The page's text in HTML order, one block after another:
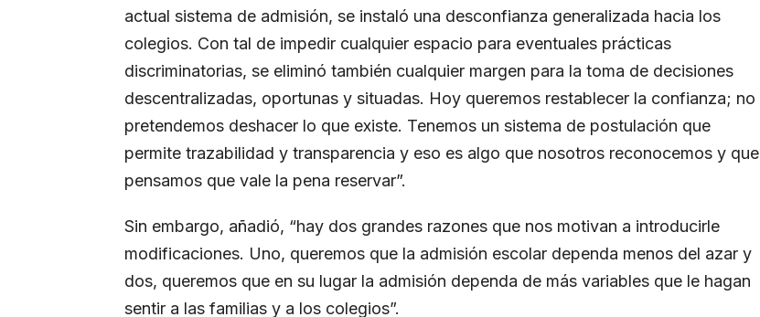
actual sistema de admisión, se instaló una desconfianza generalizada hacia los
colegios. Con tal de impedir cualquier espacio para eventuales prácticas
discriminatorias, se eliminó también cualquier margen para la toma de decisiones
descentralizadas, oportunas y situadas. Hoy queremos restablecer la confianza; no
pretendemos deshacer lo que existe. Tenemos un sistema de postulación que
permite trazabilidad y transparencia y eso es algo que nosotros reconocemos y que
pensamos que vale la pena reservar”.
Sin embargo, añadió, “hay dos grandes razones que nos motivan a introducirle
modificaciones. Uno, queremos que la admisión escolar dependa menos del azar y
dos, queremos que en su lugar la admisión dependa de más variables que le hagan
sentir a las familias y a los colegios”.